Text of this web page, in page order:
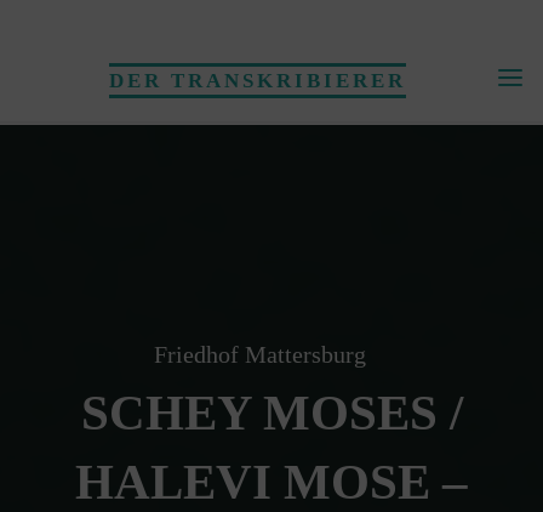
DER TRANSKRIBIERER
Friedhof Mattersburg
SCHEY MOSES /
HALEVI MOSE –